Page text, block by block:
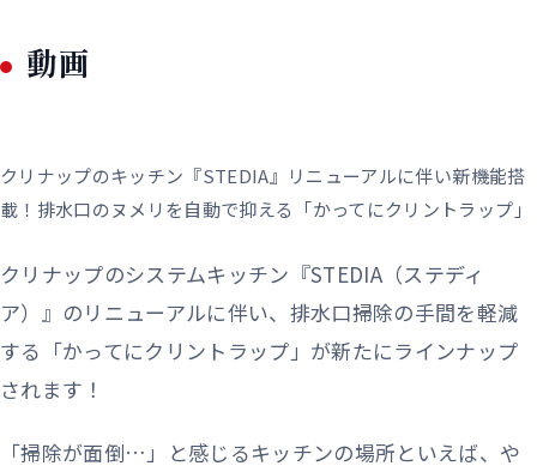
動画
クリナップのキッチン『STEDIA』リニューアルに伴い新機能搭
載！排水口のヌメリを自動で抑える「かってにクリントラップ」
クリナップのシステムキッチン『STEDIA（ステディ
ア）』のリニューアルに伴い、排水口掃除の手間を軽減
する「かってにクリントラップ」が新たにラインナップ
されます！
「掃除が面倒…」と感じるキッチンの場所といえば、や